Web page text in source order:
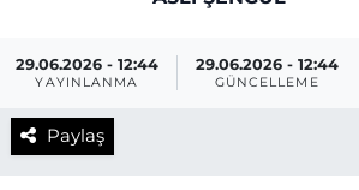
29.06.2026 - 12:44
YAYINLANMA
29.06.2026 - 12:44
GÜNCELLEME
Paylaş